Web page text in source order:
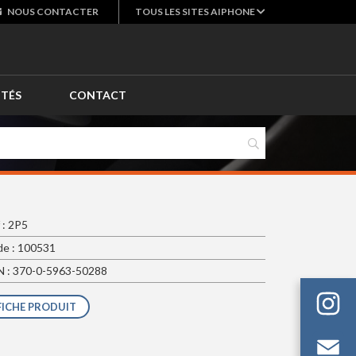
NOUS CONTACTER TOUS LES SITES AIPHONE
CONTACT
2P5
: 100531
: 370-0-5963-50288
PRODUIT